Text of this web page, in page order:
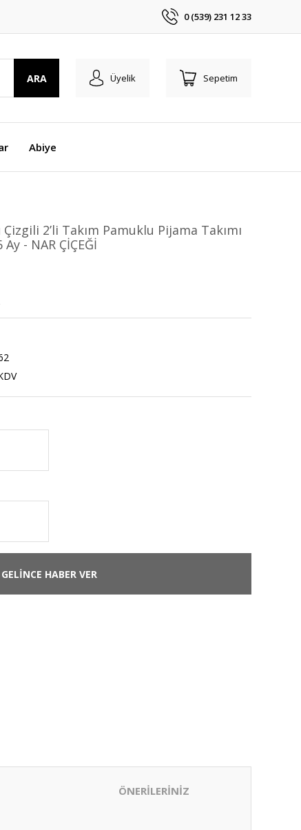
0 (539) 231 12 33
ARA Üyelik Sepetim
Abiye
Çizgili 2’li Takım Pamuklu Pijama Takımı
- NAR ÇİÇEĞİ
GELİNCE HABER VER
ÖNERİLERİNİZ